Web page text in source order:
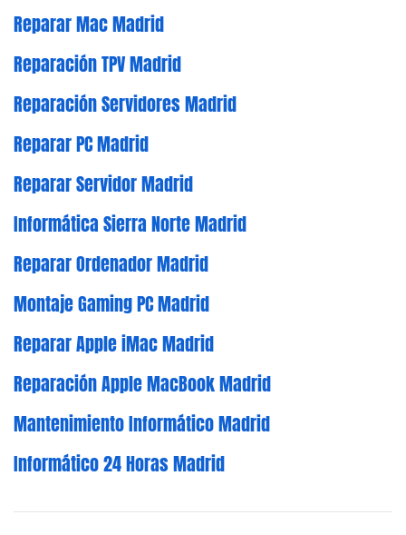
Reparar Mac Madrid
Reparación TPV Madrid
Reparación Servidores Madrid
Reparar PC Madrid
Reparar Servidor Madrid
Informática Sierra Norte Madrid
Reparar Ordenador Madrid
Montaje Gaming PC Madrid
Reparar Apple iMac Madrid
Reparación Apple MacBook Madrid
Mantenimiento Informático Madrid
Informático 24 Horas Madrid